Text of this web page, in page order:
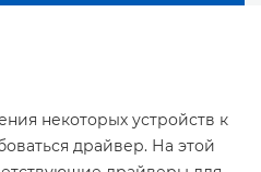
некоторых устройств к
драйвер. На этой